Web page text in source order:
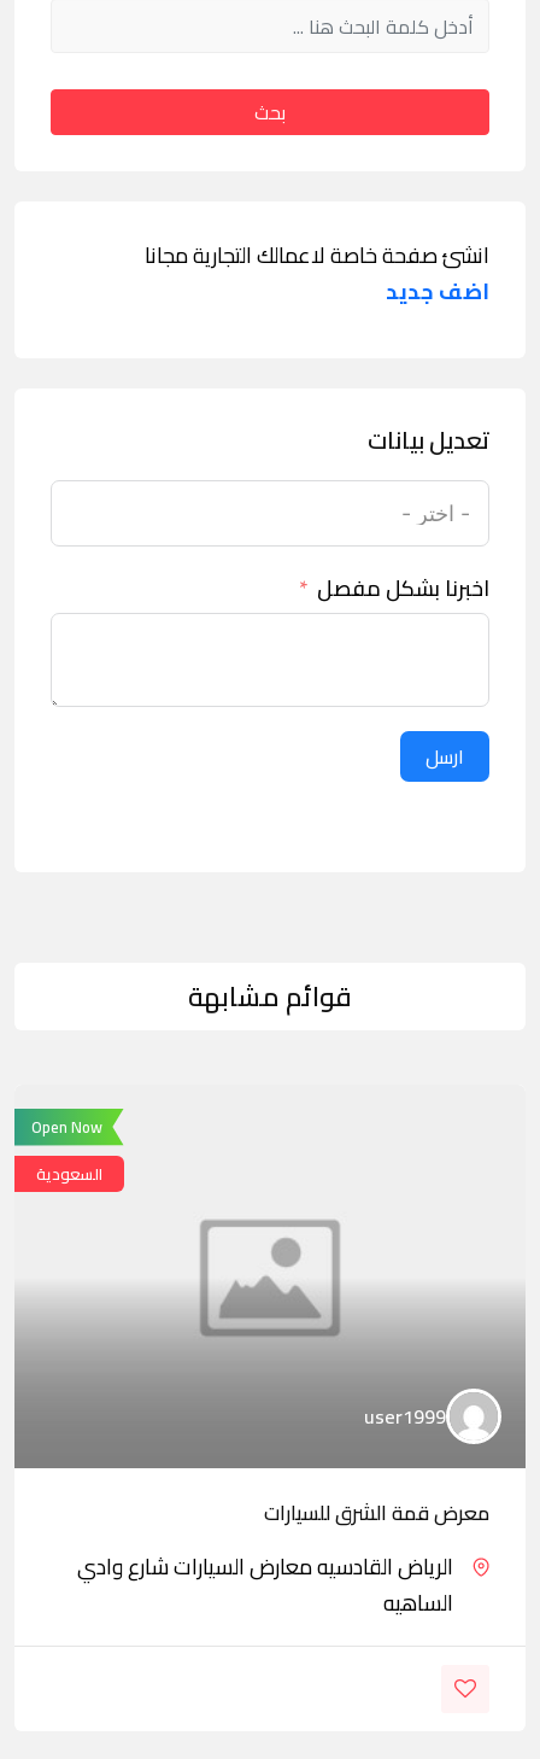
بحث
انشئ صفحة خاصة لاعمالك التجارية مجانا
اضف جديد
تعديل بيانات
اخبرنا بشكل مفصل
ارسل
قوائم مشابهة
Open Now
السعودية
user1999
معرض قمة الشرق للسيارات
الرياض القادسيه معارض السيارات شارع وادي
الساهيه